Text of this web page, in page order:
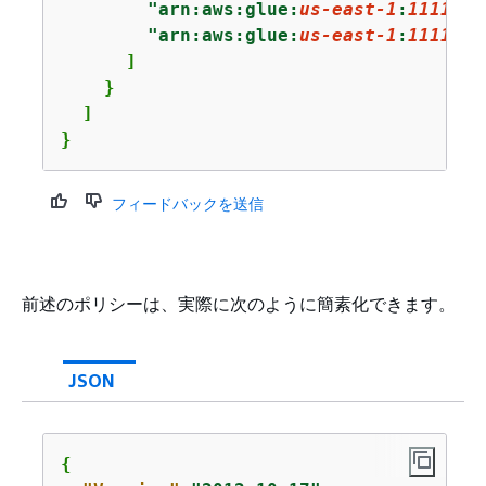
"arn:aws:glue:us-east-1 :
"arn:aws:glue:us-east-1 :
      ]
    }
  ]
}
フィードバックを送信
前述のポリシーは、実際に次のように簡素化できます。
JSON
{